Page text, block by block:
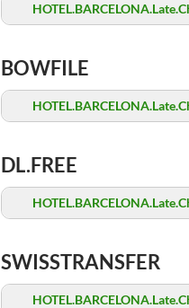
BOWFILE
DL.FREE
SWISSTRANSFER